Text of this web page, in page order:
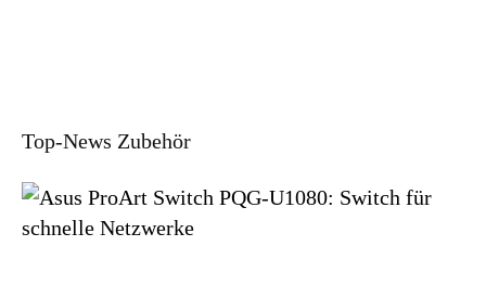
Top-News Zubehör